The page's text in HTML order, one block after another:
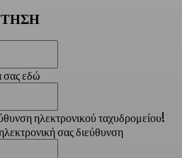
σας εδώ
ηλεκτρονικού ταχυδρομείου!
σας διεύθυνση